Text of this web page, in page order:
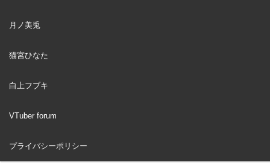
月ノ美兎
猫宮ひなた
白上フブキ
VTuber forum
プライバシーポリシー